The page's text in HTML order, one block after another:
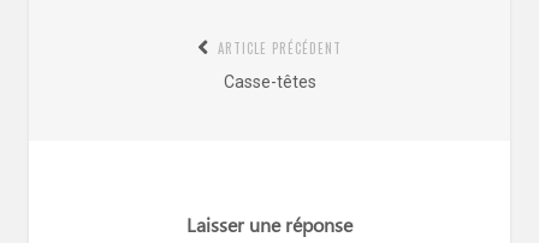
ARTICLE PRÉCÉDENT
Article
Casse-têtes
Laisser une réponse